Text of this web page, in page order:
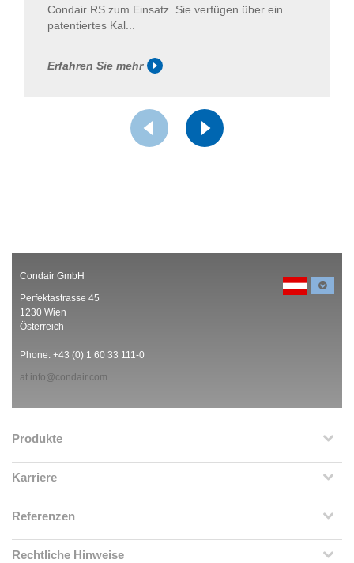
Condair RS zum Einsatz. Sie verfügen über ein
patentiertes Kal...
Erfahren Sie mehr
Condair GmbH
Perfektastrasse 45
1230 Wien
Österreich
Phone: +43 (0) 1 60 33 111-0
at.info@condair.com
Produkte
Karriere
Referenzen
Rechtliche Hinweise